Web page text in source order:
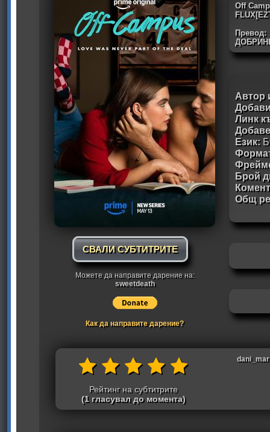
СВАЛИ СУБТИТРИТЕ
Можете да направите дарение на:
sweetdeath
Как да направите дарение?
Off
Превод:
Автор
Линк
Език:
Брой
Общ
Рейтинг на субтитрите
(1 гласувал до момента)